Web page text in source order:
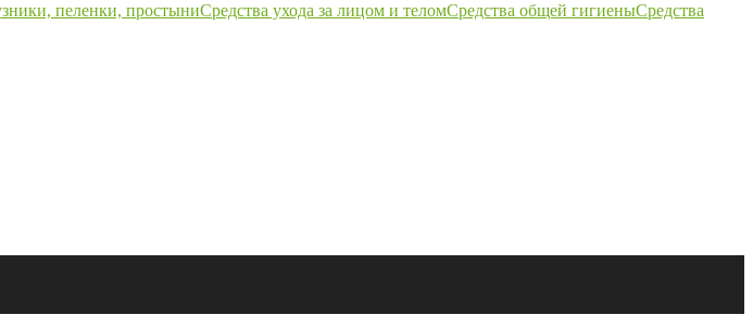
пеленки, простыниСредства ухода за лицом и теломСредства общей гигиеныСредства